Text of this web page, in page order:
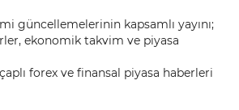
güncellemelerinin kapsamlı yayını;
ekonomik takvim ve piyasa
forex ve finansal piyasa haberleri